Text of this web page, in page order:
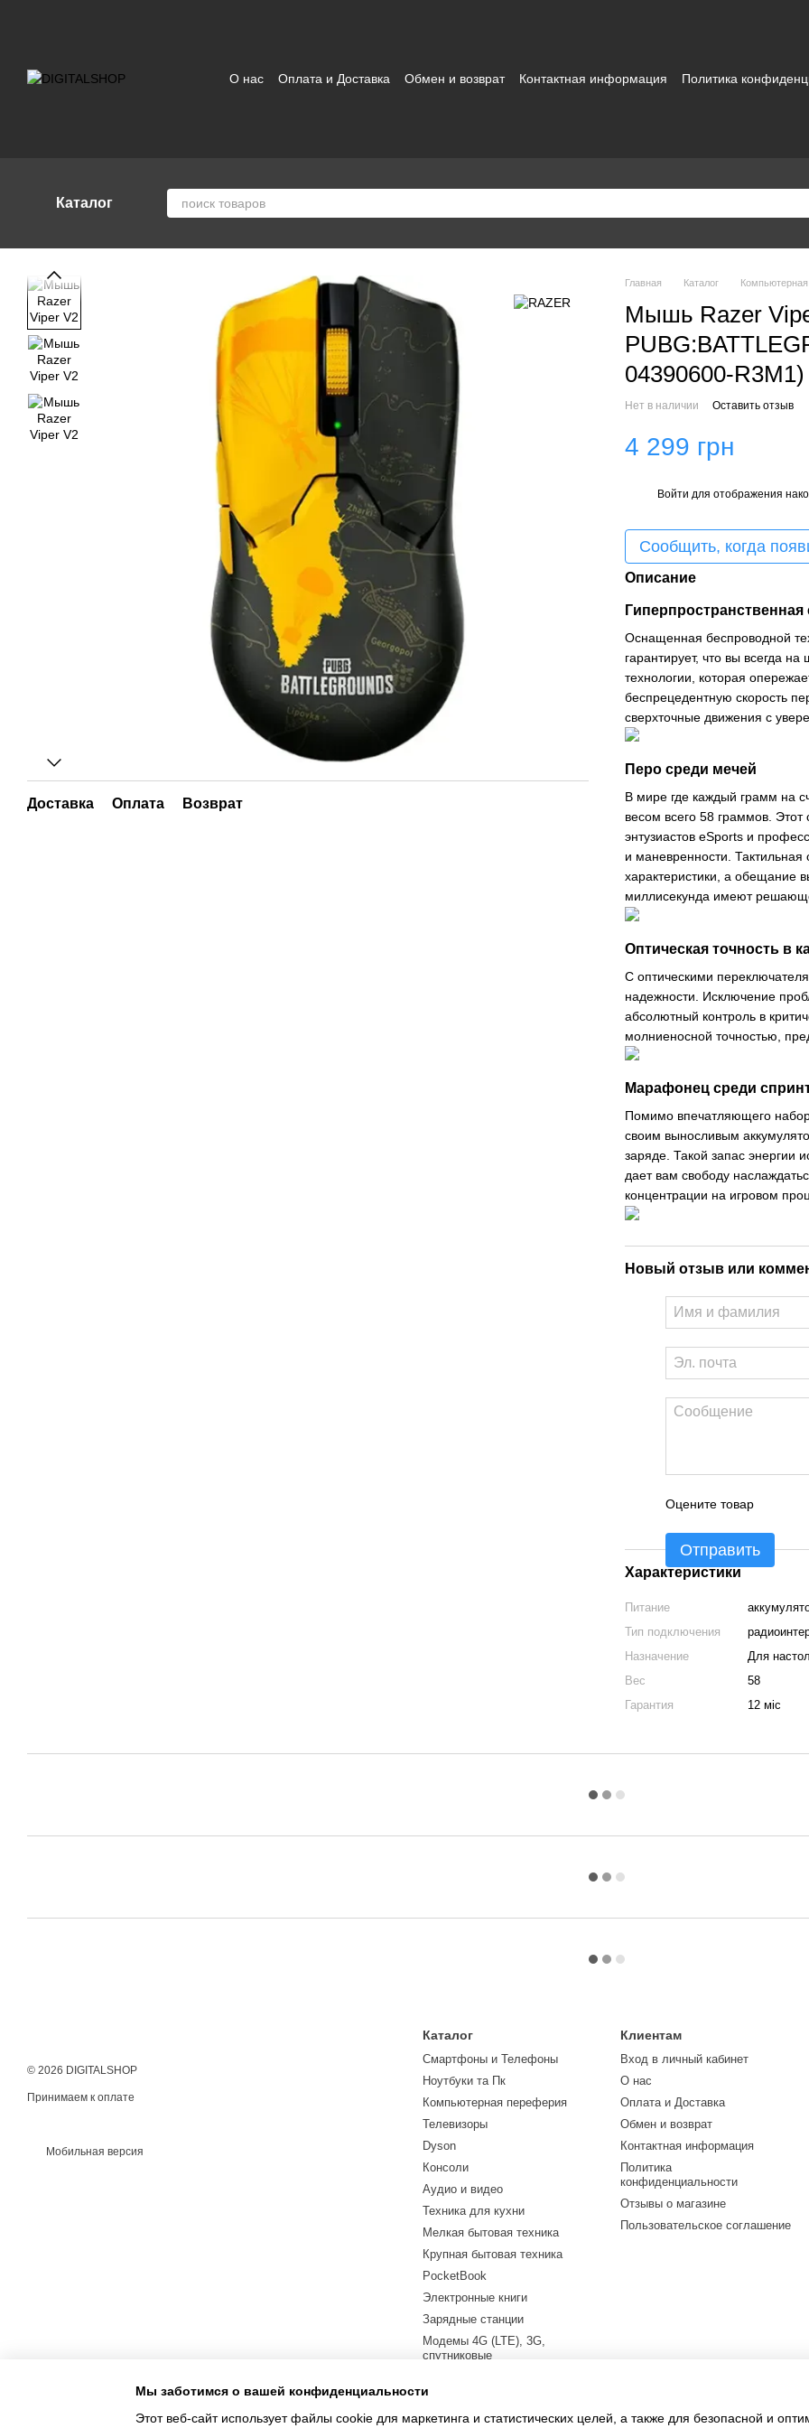
О нас Оплата и Доставка Обмен и возврат Контактная информация
Политика
Каталог
Доставка Оплата Возврат
Главная Каталог
Мышь Razer
04390600-R3M1)
Нет в наличии Оставить отзыв
4 299 грн
Войти для отображения
Сообщить, когда
Описание
Гиперпространственная
Оснащенная беспроводной
гарантирует, что вы всегда
технологии, которая
беспрецедентную скорость
сверхточные движения с
Перо среди мечей
В мире где каждый грамм на
весом всего 58 граммов.
энтузиастов eSports и
и маневренности. Тактильная
характеристики, а обещание
миллисекунда имеют
Оптическая точность в
С оптическими
надежности. Исключение
абсолютный контроль в
молниеносной точностью,
Марафонец среди
Помимо впечатляющего
своим выносливым
заряде. Такой запас энергии
дает вам свободу
концентрации на игровом
Новый отзыв или
Оцените товар
Отправить
Характеристики
Питание
Тип подключения
Назначение
Для
Вес
58
Гарантия
12 міс
© 2026 DIGITALSHOP
Принимаем к оплате
Мобильная версия
Каталог
Смартфоны и Телефоны
Ноутбуки та Пк
Компьютерная переферия
Телевизоры
Dyson
Консоли
Аудио и видео
Техника для кухни
Мелкая бытовая техника
Крупная бытовая техника
PocketBook
Электронные книги
Зарядные станции
Модемы 4G (LTE), 3G,
спутниковые
Электросамокаты
LEGO
Клиентам
Вход в личный кабинет
О нас
Оплата и Доставка
Обмен и возврат
Контактная информация
Политика
конфиденциальности
Отзывы о магазине
Пользовательское соглашение
Мы заботимся о вашей конфиденциальности
Этот веб-сайт использует файлы cookie для маркетинга и статистических целей, а также для безопасной и